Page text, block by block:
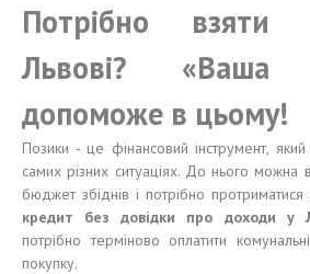
Потрібно
Львові? «Ваша
допоможе в цьому!
Позики - це фінансовий інструмент,
самих різних ситуаціях. До нього можна
бюджет збіднів і потрібно
кредит без довідки про доходи у
потрібно терміново оплатити
покупку.